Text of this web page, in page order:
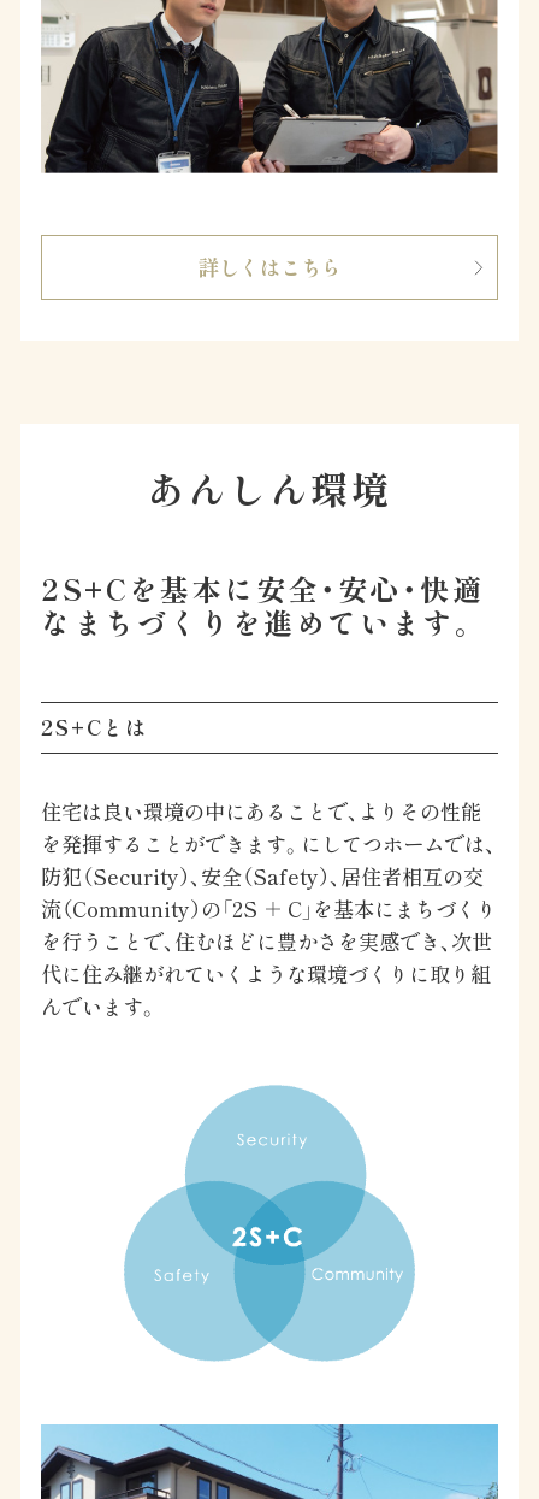
詳しくはこちら
あんしん環境
2S+Cを基本に安全・安心・快適
なまちづくりを進めています。
2S+Cとは
住宅は良い環境の中にあることで、よりその性能
を発揮することができます。にしてつホームでは、
防犯（Security）、安全（Safety）、居住者相互の交
流（Community）の「2S ＋ C」を基本にまちづくり
を行うことで、住むほどに豊かさを実感でき、次世
代に住み継がれていくような環境づくりに取り組
んでいます。